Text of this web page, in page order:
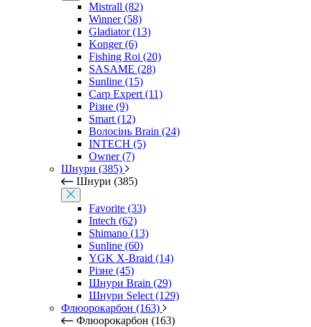
Mistrall (82)
Winner (58)
Gladiator (13)
Konger (6)
Fishing Roi (20)
SASAME (28)
Sunline (15)
Carp Expert (11)
Різне (9)
Smart (12)
Волосінь Brain (24)
INTECH (5)
Owner (7)
Шнури (385)
Шнури (385)
Favorite (33)
Intech (62)
Shimano (13)
Sunline (60)
YGK X-Braid (14)
Різне (45)
Шнури Brain (29)
Шнури Select (129)
Флюорокарбон (163)
Флюорокарбон (163)